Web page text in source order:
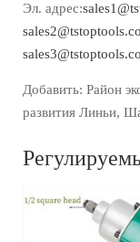
Эл. адрес:
Добавить: Район
развития Линьи,